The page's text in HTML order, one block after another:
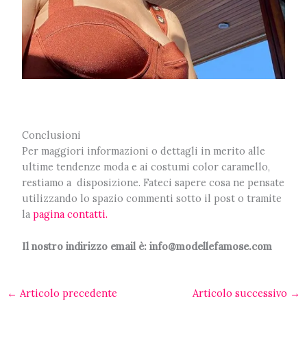
Conclusioni
Per maggiori informazioni o dettagli in merito alle
ultime tendenze moda e ai costumi color caramello,
restiamo a disposizione. Fateci sapere cosa ne pensate
utilizzando lo spazio commenti sotto il post o tramite
la pagina contatti.
Il nostro indirizzo email è: info@modellefamose.com
← Articolo precedente Articolo successivo →